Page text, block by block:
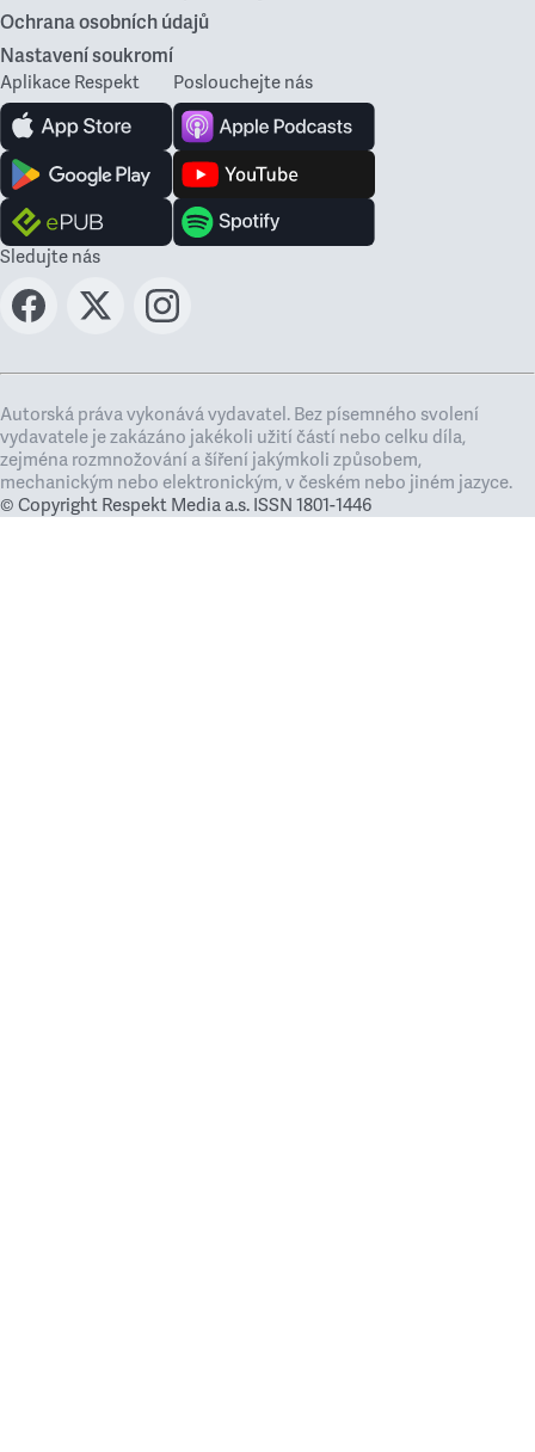
Ochrana osobních údajů
Nastavení soukromí
Aplikace Respekt Poslouchejte nás
Sledujte nás
Autorská práva vykonává vydavatel. Bez písemného svolení
vydavatele je zakázáno jakékoli užití částí nebo celku díla,
zejména rozmnožování a šíření jakýmkoli způsobem,
mechanickým nebo elektronickým, v českém nebo jiném jazyce.
© Copyright Respekt Media a.s. ISSN 1801-1446